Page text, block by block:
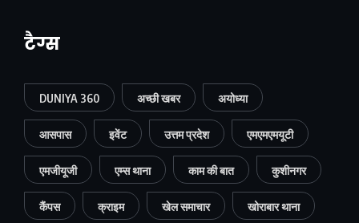
टैग्स
DUNIYA 360 अच्छी खबर अयोध्या
आसपास इवेंट उत्तम प्रदेश एमएमएमयूटी
एमजीयूजी एम्स थाना काम की बात कुशीनगर
कैंपस क्राइम खेल समाचार खोराबार थाना